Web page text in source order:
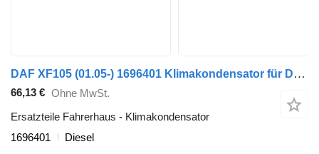
DAF XF105 (01.05-) 1696401 Klimakondensator für DAF XF95, XF105 (2001-2014) Sattelzugmaschine
66,13 € Ohne MwSt.
Ersatzteile Fahrerhaus - Klimakondensator
1696401
Diesel